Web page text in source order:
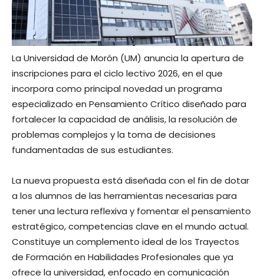
La Universidad de Morón (UM) anuncia la apertura de
inscripciones para el ciclo lectivo 2026, en el que
incorpora como principal novedad un programa
especializado en Pensamiento Crítico diseñado para
fortalecer la capacidad de análisis, la resolución de
problemas complejos y la toma de decisiones
fundamentadas de sus estudiantes.
La nueva propuesta está diseñada con el fin de dotar
a los alumnos de las herramientas necesarias para
tener una lectura reflexiva y fomentar el pensamiento
estratégico, competencias clave en el mundo actual.
Constituye un complemento ideal de los Trayectos
de Formación en Habilidades Profesionales que ya
ofrece la universidad, enfocado en comunicación